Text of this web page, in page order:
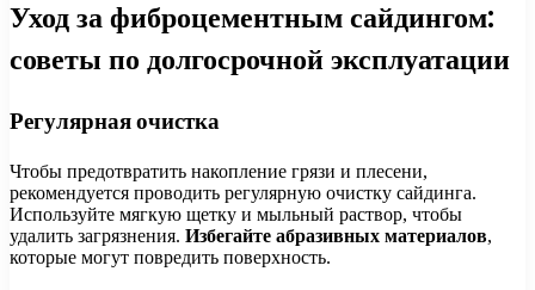
Уход за фиброцементным сайдингом:
советы по долгосрочной эксплуатации
Регулярная очистка
Чтобы предотвратить накопление грязи и плесени,
рекомендуется проводить регулярную очистку сайдинга.
Используйте мягкую щетку и мыльный раствор, чтобы
удалить загрязнения. Избегайте абразивных материалов,
которые могут повредить поверхность.